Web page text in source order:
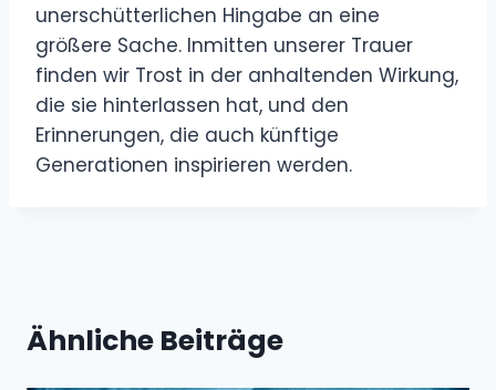
unerschütterlichen Hingabe an eine
größere Sache. Inmitten unserer Trauer
finden wir Trost in der anhaltenden Wirkung,
die sie hinterlassen hat, und den
Erinnerungen, die auch künftige
Generationen inspirieren werden.
Ähnliche Beiträge